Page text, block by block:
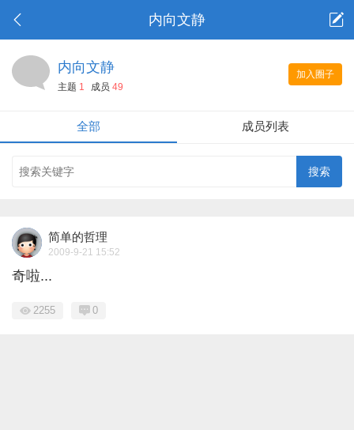
内向文静
加入圈子
内向文静
主题 1 成员 49
全部 成员列表
简单的哲理
2009-9-21 15:52
奇啦...
2255 0